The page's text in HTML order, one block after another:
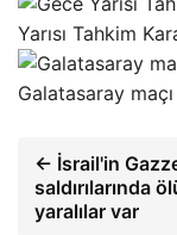
Yarısı Tahkim
Galatasaray
← İsrail'in
saldırılarında
yaralılar var